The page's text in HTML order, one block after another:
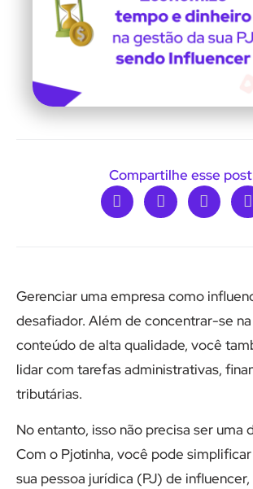
Compartilhe esse
Gerenciar uma empresa como
desafiador. Além de concentrar-se
conteúdo de alta qualidade, você
lidar com tarefas administrativas,
tributárias.
No entanto, isso não precisa ser uma
Com o Pjotinha, você pode
sua pessoa jurídica (PJ) de